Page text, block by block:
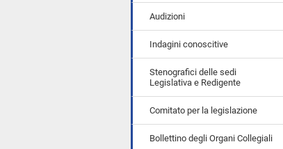
Audizioni
Indagini conoscitive
Stenografici delle sedi
Legislativa e Redigente
Comitato per la legislazione
Bollettino degli Organi Collegiali